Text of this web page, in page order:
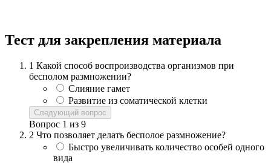
Тест для закрепления материала
1 Какой способ воспроизводства организмов при
бесполом размножении?
Слияние гамет
Развитие из соматической клетки
Следующий вопрос
Вопрос 1 из 9
2 Что позволяет делать бесполое размножение?
Быстро увеличивать количество особей одного
вида